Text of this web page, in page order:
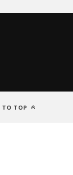
TO TOP